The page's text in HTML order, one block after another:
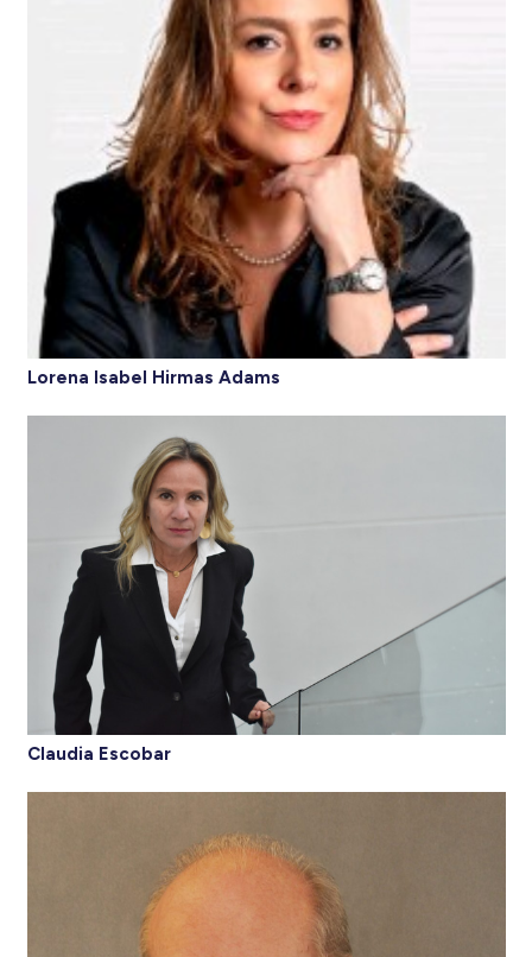
Lorena Isabel Hirmas Adams
Claudia Escobar